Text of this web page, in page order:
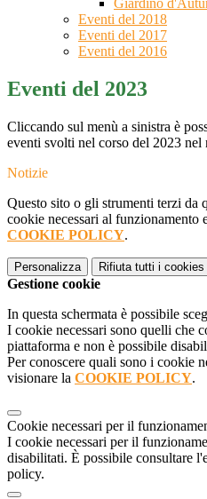
Giardino
Eventi del 2018
Eventi del 2017
Eventi del 2016
Eventi del 2023
Cliccando sul menù a sinistra è
eventi svolti nel corso del 2023 nel
Notizie
Questo sito o gli strumenti terzi da
cookie necessari al
COOKIE POLICY.
Personalizza Rifiuta tutti i cookies
Gestione cookie
In questa schermata è possibile
I cookie necessari sono quelli che
piattaforma e non è possibile
Per conoscere quali sono i cookie
visionare la COOKIE POLICY.
Cookie necessari per il
I cookie necessari per il
disabilitati. È possibile consultare
policy.